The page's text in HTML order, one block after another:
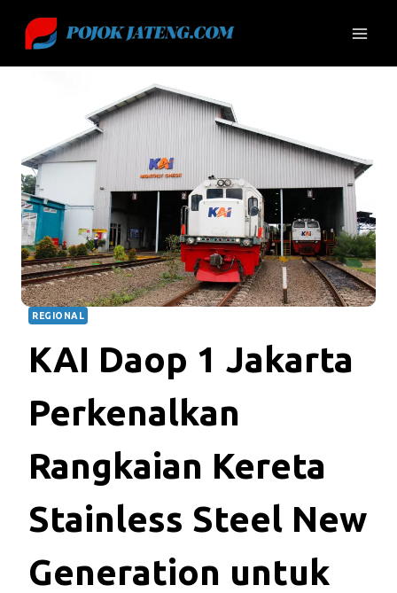
content
REGIONAL
KAI Daop 1 Jakarta
Perkenalkan
Rangkaian Kereta
Stainless Steel New
Generation untuk